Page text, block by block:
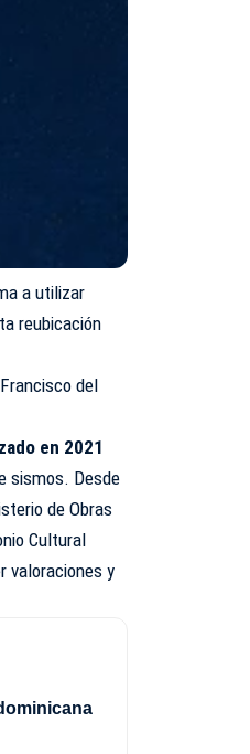
a utilizar
reubicación
del
en 2021
sismos. Desde
de Obras
Cultural
valoraciones y